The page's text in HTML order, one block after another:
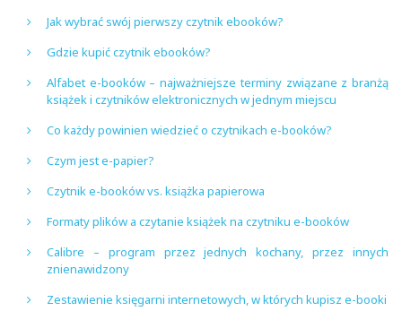
Jak wybrać swój pierwszy czytnik ebooków?
Gdzie kupić czytnik ebooków?
Alfabet e-booków – najważniejsze terminy związane z branżą
książek i czytników elektronicznych w jednym miejscu
Co każdy powinien wiedzieć o czytnikach e-booków?
Czym jest e-papier?
Czytnik e-booków vs. książka papierowa
Formaty plików a czytanie książek na czytniku e-booków
Calibre – program przez jednych kochany, przez innych
znienawidzony
Zestawienie księgarni internetowych, w których kupisz e-booki